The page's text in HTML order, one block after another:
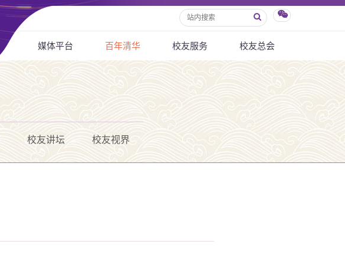
媒体平台 百年清华 校友服务 校友总会
校友讲坛 校友视界